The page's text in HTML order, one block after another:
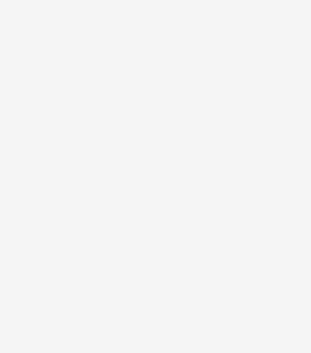
over 6 Verantwoording